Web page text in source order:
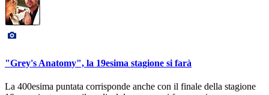
"Grey's Anatomy", la 19esima stagione si farà
La 400esima puntata corrisponde anche con il finale della stagione